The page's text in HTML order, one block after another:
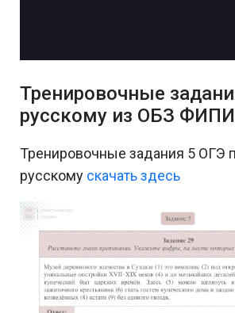
Тренировочные
русскому из ОБЗ ФИПИ
Тренировочные задания 5 ОГЭ
русскому скачать здесь